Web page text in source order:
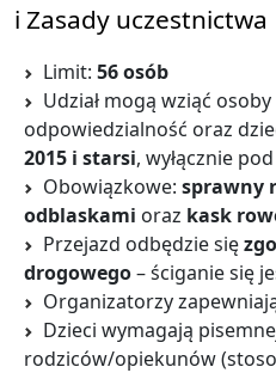
ℹ️ Zasady uczestnictwa
Limit: 56 osób
Udział mogą wziąć
odpowiedzialność oraz
2015 i starsi, wyłącznie
Obowiązkowe: sprawny
odblaskami oraz kask
Przejazd odbędzie się
drogowego– ściganie się
Organizatorzy
Dzieci wymagają
rodziców/opiekunów